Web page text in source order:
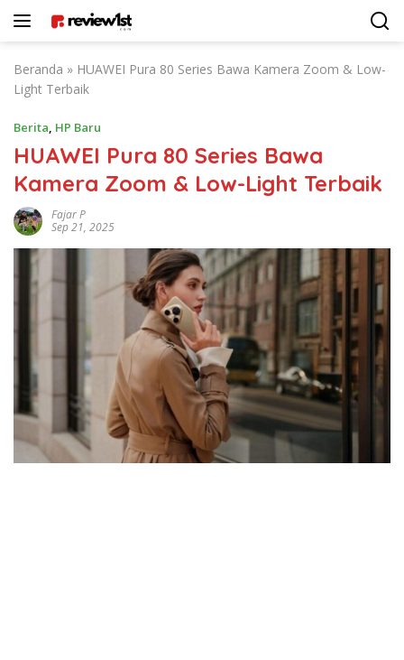
Beranda » HUAWEI Pura 80 Series Bawa Kamera Zoom & Low-
Light Terbaik
Berita, HP Baru
HUAWEI Pura 80 Series Bawa
Kamera Zoom & Low-Light Terbaik
Fajar P
Sep 21, 2025